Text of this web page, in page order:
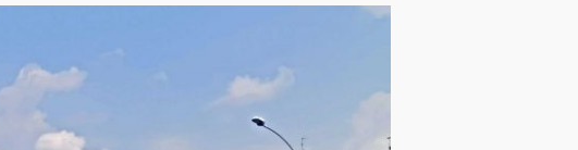
de Castelletto, podremos ver la
hacia la izquierda y es allá donde
siguiendo el canal y los sembradíos.